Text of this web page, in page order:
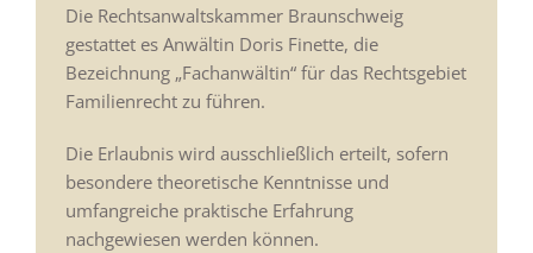
Die Rechtsanwaltskammer Braunschweig
gestattet es Anwältin Doris Finette, die
Bezeichnung „Fachanwältin“ für das Rechtsgebiet
Familienrecht zu führen.
Die Erlaubnis wird ausschließlich erteilt, sofern
besondere theoretische Kenntnisse und
umfangreiche praktische Erfahrung
nachgewiesen werden können.